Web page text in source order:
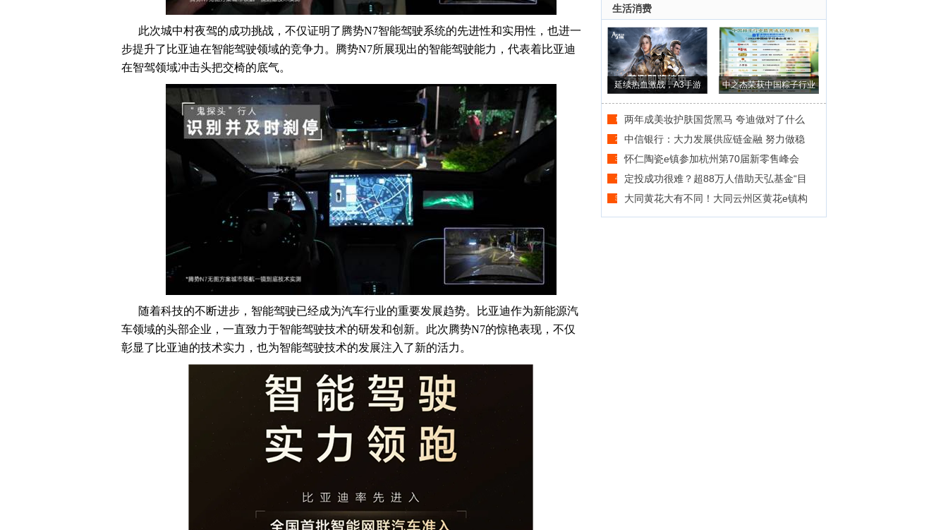
此次城中村夜驾的成功挑战，不仅证明了腾势N7智能驾驶系统的先进性和实用性，也进一
步提升了比亚迪在智能驾驶领域的竞争力。腾势N7所展现出的智能驾驶能力，代表着比亚迪
在智驾领域冲击头把交椅的底气。
随着科技的不断进步，智能驾驶已经成为汽车行业的重要发展趋势。比亚迪作为新能源汽
车领域的头部企业，一直致力于智能驾驶技术的研发和创新。此次腾势N7的惊艳表现，不仅
彰显了比亚迪的技术实力，也为智能驾驶技术的发展注入了新的活力。
生活消费
延续热血激战，A3手游
《战之刃：幸存
中之杰荣获中国粽子行业
最具成长力品
1 两年成美妆护肤国货黑马 夸迪做对了什么
2 中信银行：大力发展供应链金融 努力做稳
3 怀仁陶瓷e镇参加杭州第70届新零售峰会
4 定投成功很难？超88万人借助天弘基金“目
5 大同黄花大有不同！大同云州区黄花e镇构